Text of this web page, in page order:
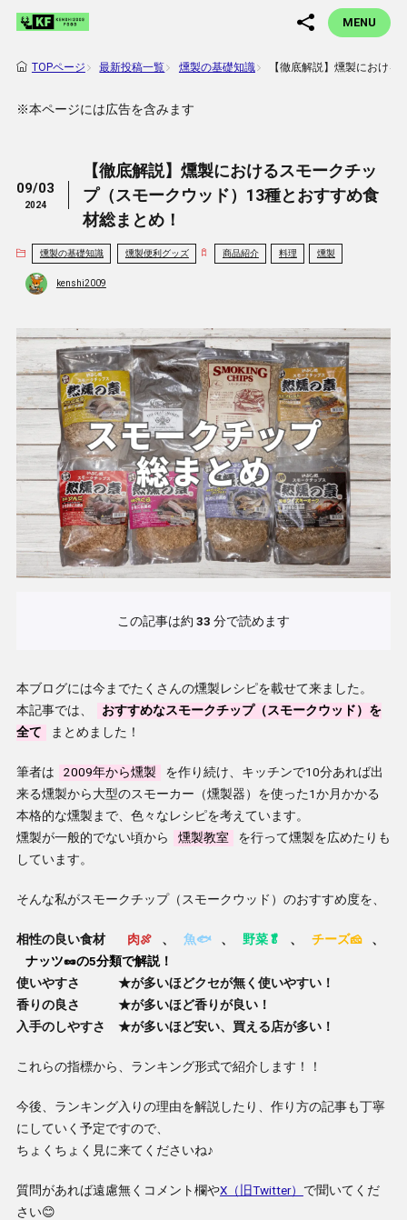
MENU
TOPページ 最新投稿一覧 燻製の基礎知識 【徹底解説】燻製におけ
※本ページには広告を含みます
09/03
2024
【徹底解説】燻製におけるスモークチッ
プ（スモークウッド）13種とおすすめ食
材総まとめ！
燻製の基礎知識 燻製便利グッズ 商品紹介 料理 燻製
kenshi2009
この記事は約 33 分で読めます
本ブログには今までたくさんの燻製レシピを載せて来ました。
本記事では、
おすすめなスモークチップ（スモークウッド）を
全て
まとめました！
筆者は 2009年から燻製
を作り続け、キッチンで10分あれば出
来る燻製から大型のスモーカー（燻製器）を使った1か月かかる
本格的な燻製まで、色々なレシピを考えています。
燻製が一般的でない頃から
燻製教室
を行って燻製を広めたりも
しています。
そんな私がスモークチップ（スモークウッド）のおすすめ度を、
相性の良い食材 肉🍖 、 魚🐟 、 野菜🥬 、 チーズ🧀
、
ナッツ🥜の5分類で解説！
使いやすさ ★が多いほどクセが無く使いやすい！
香りの良さ ★が多いほど香りが良い！
入手のしやすさ ★が多いほど安い、買える店が多い！
これらの指標から、ランキング形式で紹介します！！
今後、ランキング入りの理由を解説したり、作り方の記事も丁寧
にしていく予定ですので、
ちょくちょく見に来てくださいね♪
質問があれば遠慮無くコメント欄やX（旧Twitter） で聞いてくだ
さい😊